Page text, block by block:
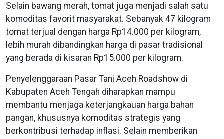
Selain bawang merah, tomat juga menjadi salah satu
komoditas favorit masyarakat. Sebanyak 47 kilogram
tomat terjual dengan harga Rp14.000 per kilogram,
lebih murah dibandingkan harga di pasar tradisional
yang berada di kisaran Rp15.000 per kilogram.
Penyelenggaraan Pasar Tani Aceh Roadshow di
Kabupaten Aceh Tengah diharapkan mampu
membantu menjaga keterjangkauan harga bahan
pangan, khususnya komoditas strategis yang
berkontribusi terhadap inflasi. Selain memberikan